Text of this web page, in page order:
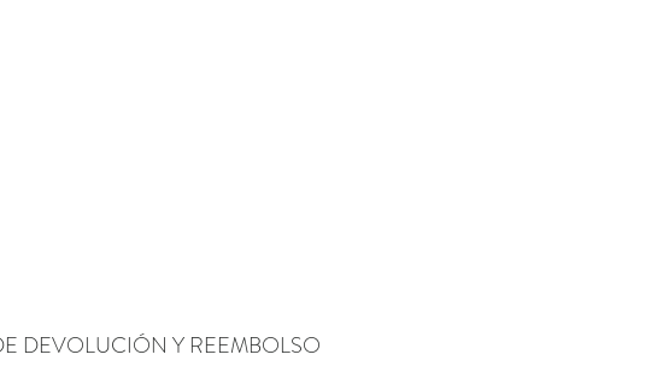
DEVOLUCIÓN Y REEMBOLSO